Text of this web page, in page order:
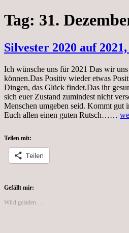
Tag: 31.
Silvester 2020 auf 2021,
Ich wünsche uns für 2021 Das wir
können.Das Positiv wieder etwas
Dingen, das Glück findet.Das ihr
sich euer Zustand zumindest nicht
Menschen umgeben seid. Kommt gut
Euch allen einen guten Rutsch……
Teilen mit:
Teilen
Gefällt mir:
Wird geladen …